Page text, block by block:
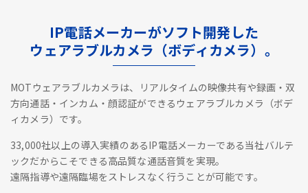
IP電話メーカーがソフト開発した
ウェアラブルカメラ（ボディカメラ）。
MOTウェアラブルカメラは、リアルタイムの映像共有や録画・双
方向通話・インカム・顔認証ができるウェアラブルカメラ（ボデ
ィカメラ）です。
33,000社以上の導入実績のあるIP電話メーカーである当社バルテ
ックだからこそできる高品質な通話音質を実現。
遠隔指導や遠隔臨場をストレスなく行うことが可能です。